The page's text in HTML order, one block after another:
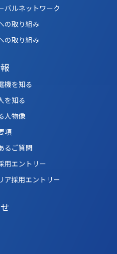
バルネットワーク
の取り組み
の取り組み
機を知る
を知る
人物像
項
るご質問
用エントリー
ア採用エントリー